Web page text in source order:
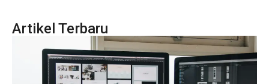
Artikel Terbaru